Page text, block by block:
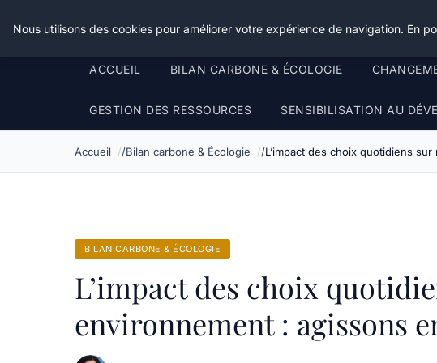
Happy Calyx Farmer
ACCUEIL BILAN CARBONE & ÉCOLOGIE
GESTION DES RESSOURCES SENSIBILISATION AU
Accueil Bilan carbone & Écologie L’impact des choix quotidiens
BILAN CARBONE & ÉCOLOGIE
L’impact des choix
environnement : agissons
Nous utilisons des cookies pour améliorer votre expérience de navigation. En